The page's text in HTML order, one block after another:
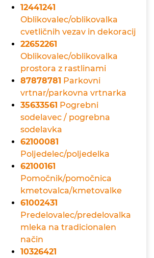
12441241
Oblikovalec/oblikovalka
cvetličnih vezav in dekoracij
22652261
Oblikovalec/oblikovalka
prostora z rastlinami
87878781 Parkovni
vrtnar/parkovna vrtnarka
35633561 Pogrebni
sodelavec / pogrebna
sodelavka
62100081
Poljedelec/poljedelka
62100161
Pomočnik/pomočnica
kmetovalca/kmetovalke
61002431
Predelovalec/predelovalka
mleka na tradicionalen
način
10326421